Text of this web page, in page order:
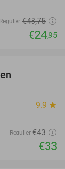
Regulier €43,75
€24,95
9.9 star
Regulier €43
€33